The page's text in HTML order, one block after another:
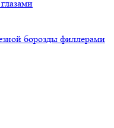
борозды филлерами